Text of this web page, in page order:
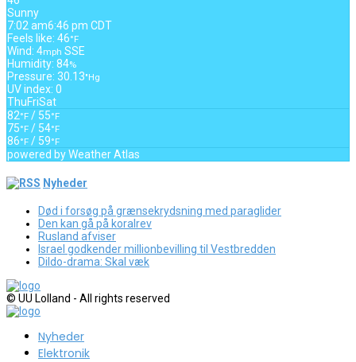
Sunny
7:02 am6:46 pm CDT
Feels like: 46°F
Wind: 4mph SSE
Humidity: 84%
Pressure: 30.13"Hg
UV index: 0
ThuFriSat
82°F / 55°F
75°F / 54°F
86°F / 59°F
powered byWeather Atlas
Nyheder
Død i forsøg på grænsekrydsning med paraglider
Den kan gå på koralrev
Rusland afviser
Israel godkender millionbevilling til Vestbredden
Dildo-drama: Skal væk
© UU Lolland - All rights reserved
Nyheder
Elektronik